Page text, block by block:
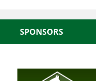
SPONSORS